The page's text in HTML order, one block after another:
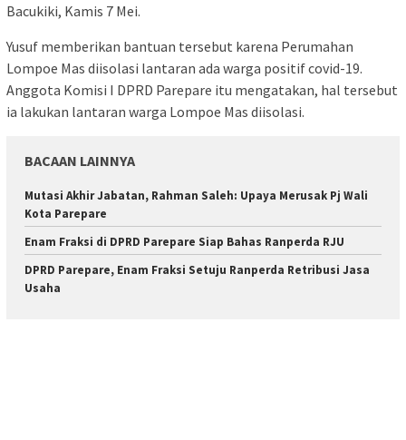
Bacukiki, Kamis 7 Mei.
Yusuf memberikan bantuan tersebut karena Perumahan
Lompoe Mas diisolasi lantaran ada warga positif covid-19.
Anggota Komisi I DPRD Parepare itu mengatakan, hal tersebut
ia lakukan lantaran warga Lompoe Mas diisolasi.
BACAAN LAINNYA
Mutasi Akhir Jabatan, Rahman Saleh: Upaya Merusak Pj Wali
Kota Parepare
Enam Fraksi di DPRD Parepare Siap Bahas Ranperda RJU
DPRD Parepare, Enam Fraksi Setuju Ranperda Retribusi Jasa
Usaha